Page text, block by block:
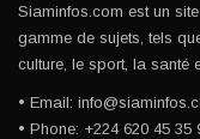
Siaminfos.com est un
gamme de sujets, tels
culture, le sport, la santé
• Email:
• Phone: +224 620 45 35